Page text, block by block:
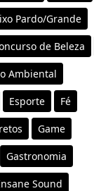
Pardo/Grande
de Beleza
Ambiental
Esporte Fé
Game
Gastronomia
Sound